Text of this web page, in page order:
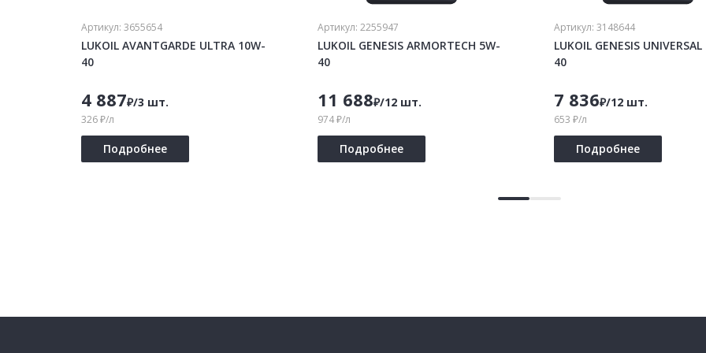
Артикул: 3655654
LUKOIL AVANTGARDE ULTRA 10W-
40
4 887₽/3 шт.
326 ₽/л
Подробнее
Артикул: 2255947
LUKOIL GENESIS ARMORTECH 5W-
40
11 688₽/12 шт.
974 ₽/л
Подробнее
Артикул: 3148644
LUKOIL GENESIS
40
7 836₽/12 шт.
653 ₽/л
Подробнее